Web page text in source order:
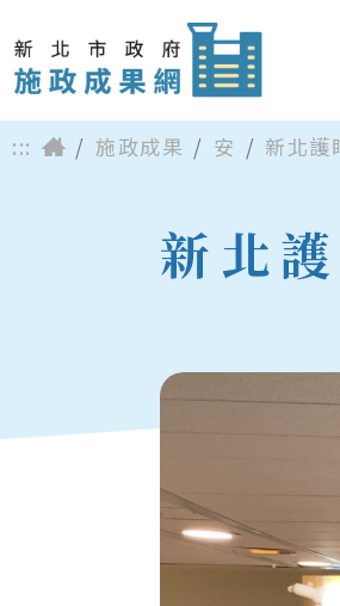
::: 施政成果 安 新北護
新北